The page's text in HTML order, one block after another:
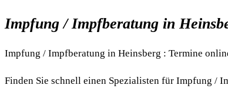
Impfung / Impfberatung in
Impfung / Impfberatung in Heinsberg : Termine
Finden Sie schnell einen Spezialisten für Impfung /